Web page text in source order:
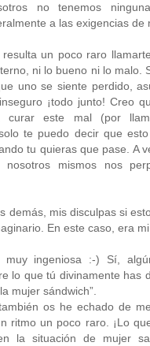
no tenemos
a las exigencias de
resulta un poco raro
ni lo bueno ni lo malo.
uno se siente perdido,
¡todo junto! Creo
curar este mal (por
te puedo decir que
tu quieras que pase. A
nosotros mismos nos
demás, mis disculpas si
En este caso, era mi
muy ingeniosa :-) Sí,
lo que tú divinamente has
mujer sándwich”.
os he echado de
ritmo un poco raro. ¡Lo
la situación de mujer